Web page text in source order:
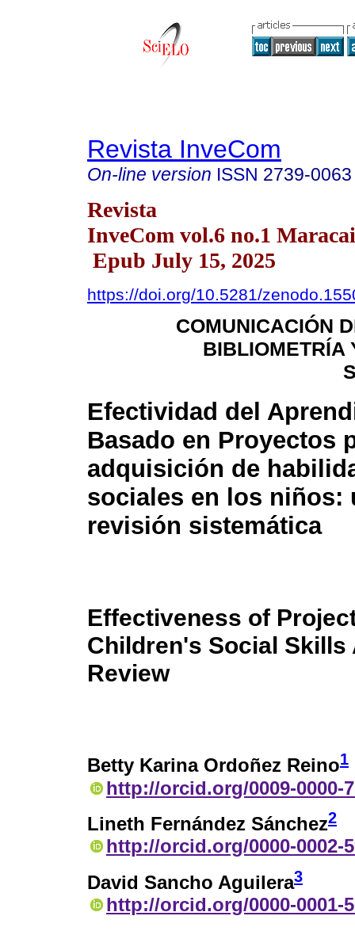
Revista InveCom
On-line version ISSN 2739-0063
Revista
InveCom vol.6 no.1
Epub July 15, 2025
https://doi.org/10.5281/
COMUNICACIÓN
BIBLIOMETRÍA
Efectividad del
Basado en Proyectos
adquisición de
sociales en los niños:
revisión sistemática
Effectiveness of
Children's Social
Review
Betty Karina Ordoñez Reino1
http://orcid.org/0009-0000-
Lineth Fernández Sánchez2
http://orcid.org/0000-0002-
David Sancho Aguilera3
http://orcid.org/0000-0001-